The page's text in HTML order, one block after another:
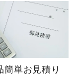
簡単お見積り